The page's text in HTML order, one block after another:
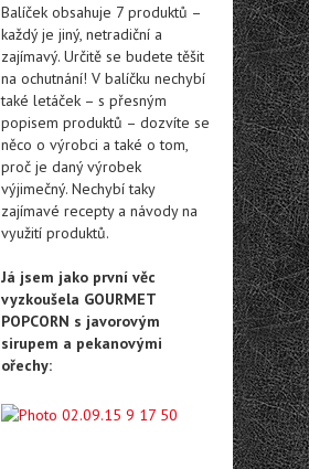
Balíček obsahuje 7 produktů –
každý je jiný, netradiční a
zajímavý. Určitě se budete těšit
na ochutnání! V balíčku nechybí
také letáček – s přesným
popisem produktů – dozvíte se
něco o výrobci a také o tom,
proč je daný výrobek
výjimečný. Nechybí taky
zajímavé recepty a návody na
využití produktů.
Já jsem jako první věc
vyzkoušela GOURMET
POPCORN s javorovým
sirupem a pekanovými
ořechy: